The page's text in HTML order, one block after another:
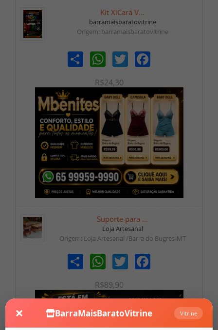
× BarraMaisBaratoVitrine Vitrine
Kit XiCará V...
barramaisbaratovitrine
Origem: barramaisbaratovitrine
Share WhatsAppTwitter Facebook
R$24,30
Suporte para ...
Loja Artesanal
Origem: Loja Artesanal /Barra do Bugres-MT
Share WhatsAppTwitter Facebook
R$89,90